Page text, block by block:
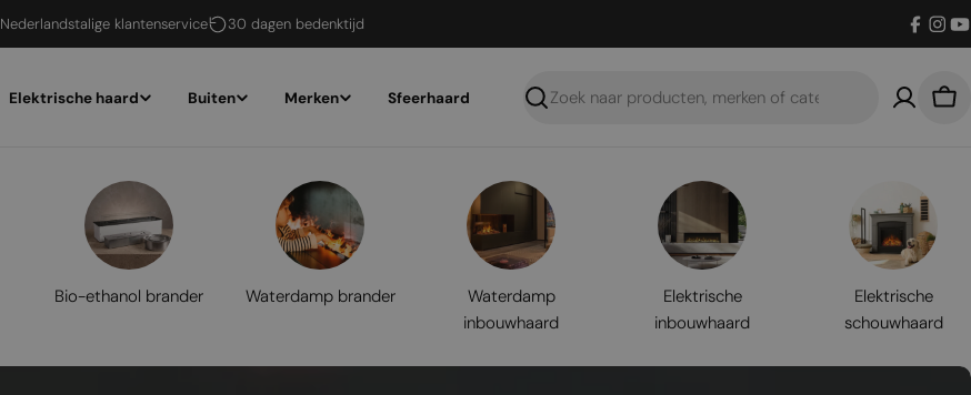
Nederlandstalige klantenservice 30 dagen bedenktijd
Elektrische haard Buiten Merken Sfeerhaard
Zoeken
Bio-ethanol brander Waterdamp brander
Waterdamp
inbouwhaard
Elektrische
inbouwhaard
Elektrische
schouwhaard